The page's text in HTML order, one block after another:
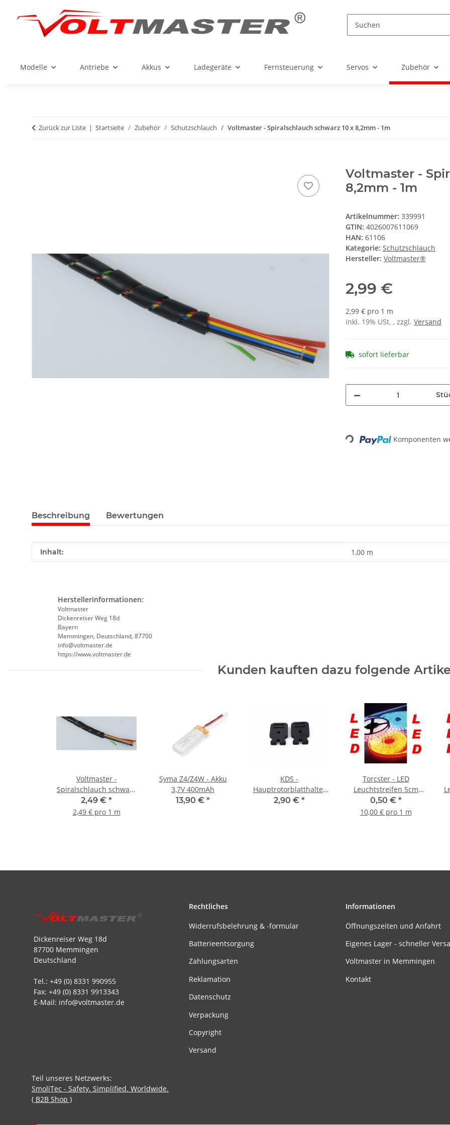
Modelle Antriebe Akkus Ladegeräte Fernsteuerung Servos Zubehör
Zurück zur Liste Startseite Zubehör Schutzschlauch Voltmaster - Spiralschlauch schwarz 10 x 8,2mm - 1m
Voltmaster -
8,2mm - 1m
Artikelnummer: 339991
GTIN: 4026007611069
HAN: 61106
Kategorie: Schutzschlauch
Hersteller: Voltmaster®
2,99 €
2,99 € pro 1 m
inkl. 19% USt. , zzgl. Versand
sofort lieferbar
Loading... Komponenten
Beschreibung Bewertungen
Produkteigenschaft
Wert
Inhalt: 1,00 m
Herstellerinformationen:
Voltmaster
Dickenreiser Weg 18d
Bayern
Memmingen, Deutschland, 87700
info@voltmaster.de
https://www.voltmaster.de
Kunden kauften dazu folgende
Voltmaster -
Spiralschlauch schwarz
5 x 3,7mm - 1m
2,49 € *
2,49 € pro 1 m
Syma Z4/Z4W - Akku
3,7V 400mAh
13,90 € *
KDS -
Hauptrotorblatthalter
(2 Stück)
2,90 € *
Torcster - LED
Leuchtstreifen 5cm
grün
0,50 € *
10,00 € pro 1 m
Dickenreiser Weg 18d
87700 Memmingen
Deutschland
Tel.: +49 (0) 8331 990955
Fax: +49 (0) 8331 9913343
E-Mail: info@voltmaster.de
Rechtliches
Widerrufsbelehrung & -formular
Batterieentsorgung
Zahlungsarten
Reklamation
Datenschutz
Verpackung
Copyright
Versand
Informationen
Öffnungszeiten und Anfahrt
Eigenes Lager - schneller
Voltmaster in Memmingen
Kontakt
Teil unseres Netzwerks:
SmoliTec - Safety. Simplified. Worldwide.
( B2B Shop )